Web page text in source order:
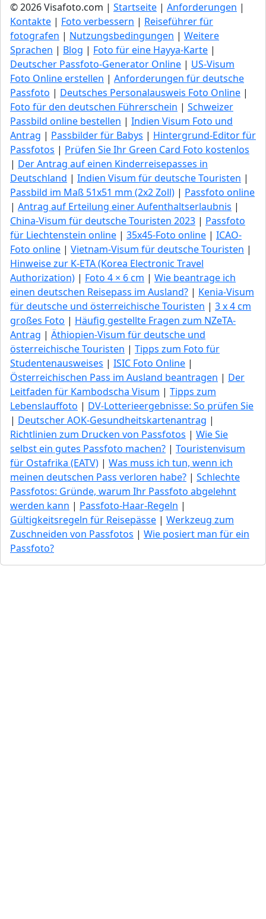
© 2026 Visafoto.com | Startseite | Anforderungen |
Kontakte | Foto verbessern | Reiseführer für
fotografen | Nutzungsbedingungen | Weitere
Sprachen | Blog | Foto für eine Hayya-Karte |
Deutscher Passfoto-Generator Online | US-Visum
Foto Online erstellen | Anforderungen für deutsche
Passfoto | Deutsches Personalausweis Foto Online |
Foto für den deutschen Führerschein | Schweizer
Passbild online bestellen | Indien Visum Foto und
Antrag | Passbilder für Babys | Hintergrund-Editor für
Passfotos | Prüfen Sie Ihr Green Сard Foto kostenlos
| Der Antrag auf einen Kinderreisepasses in
Deutschland | Indien Visum für deutsche Touristen |
Passbild im Maß 51x51 mm (2x2 Zoll) | Passfoto online
| Antrag auf Erteilung einer Aufenthaltserlaubnis |
China-Visum für deutsche Touristen 2023 | Passfoto
für Liechtenstein online | 35x45-Foto online | ICAO-
Foto online | Vietnam-Visum für deutsche Touristen |
Hinweise zur K-ETA (Korea Electronic Travel
Authorization) | Foto 4 × 6 cm | Wie beantrage ich
einen deutschen Reisepass im Ausland? | Kenia-Visum
für deutsche und österreichische Touristen | 3 x 4 cm
großes Foto | Häufig gestellte Fragen zum NZeTA-
Antrag | Äthiopien-Visum für deutsche und
österreichische Touristen | Tipps zum Foto für
Studentenausweises | ISIC Foto Online |
Österreichischen Pass im Ausland beantragen | Der
Leitfaden für Kambodscha Visum | Tipps zum
Lebenslauffoto | DV-Lotterieergebnisse: So prüfen Sie
| Deutscher AOK-Gesundheitskartenantrag |
Richtlinien zum Drucken von Passfotos | Wie Sie
selbst ein gutes Passfoto machen? | Touristenvisum
für Ostafrika (EATV) | Was muss ich tun, wenn ich
meinen deutschen Pass verloren habe? | Schlechte
Passfotos: Gründe, warum Ihr Passfoto abgelehnt
werden kann | Passfoto-Haar-Regeln |
Gültigkeitsregeln für Reisepässe | Werkzeug zum
Zuschneiden von Passfotos | Wie posiert man für ein
Passfoto?